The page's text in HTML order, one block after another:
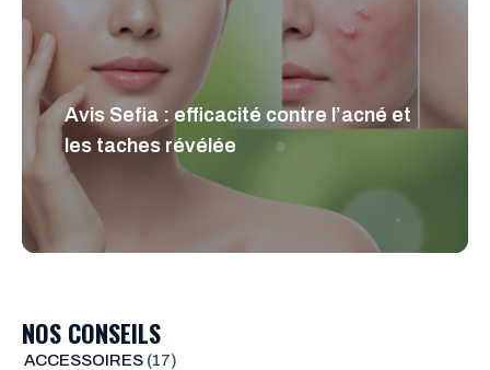
Avis Sefia : efficacité contre l’acné et
les taches révélée
NOS CONSEILS
ACCESSOIRES(17)